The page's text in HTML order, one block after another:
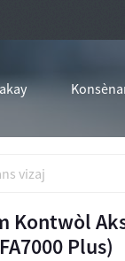
vizaj
Kontwòl
Plus)